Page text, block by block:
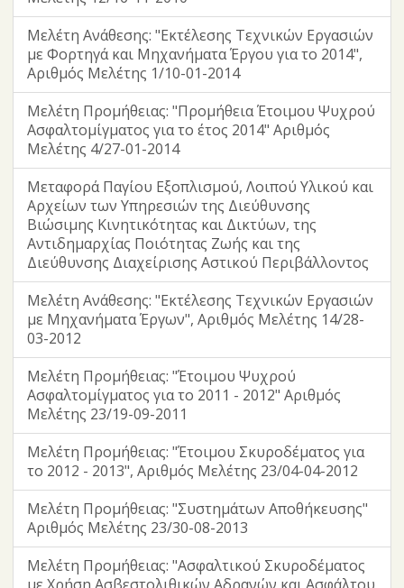
Μελέτη Ανάθεσης: "Εκτέλεσης Τεχνικών Εργασιών
με Φορτηγά και Μηχανήματα Έργου για το 2014",
Αριθμός Μελέτης 1/10-01-2014
Μελέτη Προμήθειας: "Προμήθεια Έτοιμου Ψυχρού
Ασφαλτομίγματος για το έτος 2014" Αριθμός
Μελέτης 4/27-01-2014
Μεταφορά Παγίου Εξοπλισμού, Λοιπού Υλικού και
Αρχείων των Υπηρεσιών της Διεύθυνσης
Βιώσιμης Κινητικότητας και Δικτύων, της
Αντιδημαρχίας Ποιότητας Ζωής και της
Διεύθυνσης Διαχείρισης Αστικού Περιβάλλοντος
Μελέτη Ανάθεσης: "Εκτέλεσης Τεχνικών Εργασιών
με Μηχανήματα Έργων", Αριθμός Μελέτης 14/28-
03-2012
Μελέτη Προμήθειας: "Έτοιμου Ψυχρού
Ασφαλτομίγματος για το 2011 - 2012" Αριθμός
Μελέτης 23/19-09-2011
Μελέτη Προμήθειας: "Έτοιμου Σκυροδέματος για
το 2012 - 2013", Αριθμός Μελέτης 23/04-04-2012
Μελέτη Προμήθειας: "Συστημάτων Αποθήκευσης"
Αριθμός Μελέτης 23/30-08-2013
Μελέτη Προμήθειας: "Ασφαλτικού Σκυροδέματος